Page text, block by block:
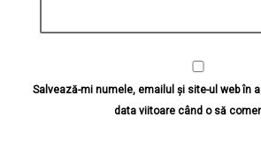
Salvează-mi numele, emailul și site-ul web în
data viitoare când o să